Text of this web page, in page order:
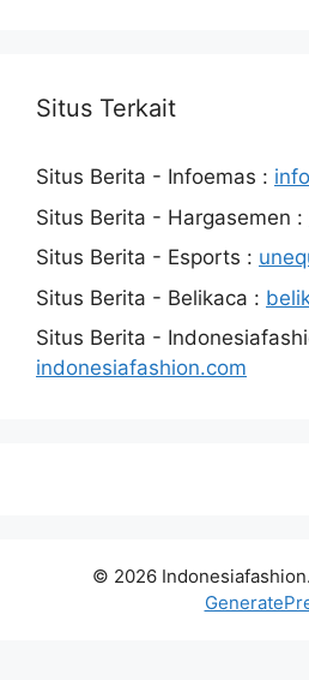
Situs Terkait
Situs Berita - Infoemas :
Situs Berita - Hargasemen :
Situs Berita - Esports :
Situs Berita - Belikaca :
Situs Berita -
indonesiafashion.com
© 2026